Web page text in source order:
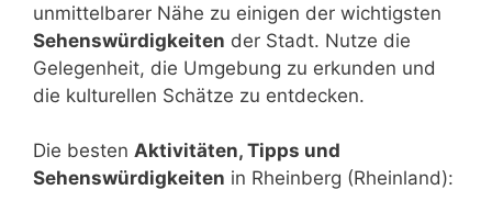
unmittelbarer Nähe zu einigen der wichtigsten
Sehenswürdigkeiten der Stadt. Nutze die
Gelegenheit, die Umgebung zu erkunden und
die kulturellen Schätze zu entdecken.
Die besten Aktivitäten, Tipps und
Sehenswürdigkeiten in Rheinberg (Rheinland):